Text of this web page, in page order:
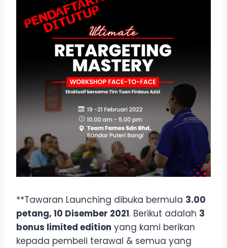
**Tawaran Launching dibuka bermula 3.00
petang, 10 Disember 2021. Berikut adalah 3
bonus limited edition yang kami berikan
kepada pembeli terawal & semua yang